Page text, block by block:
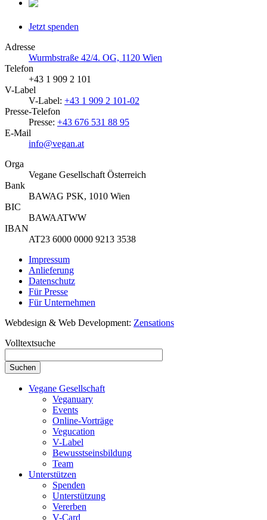
Jetzt spenden
Adresse
Wurmbstraße 42/4. OG, 1120 Wien
Telefon
+43 1 909 2 101
V-Label
V-Label: +43 1 909 2 101-02
Presse-Telefon
Presse: +43 676 531 88 95
E-Mail
info@vegan.at
Orga
Vegane Gesellschaft Österreich
Bank
BAWAG PSK, 1010 Wien
BIC
BAWAATWW
IBAN
AT23 6000 0000 9213 3538
Impressum
Anlieferung
Datenschutz
Für Presse
Für Unternehmen
Webdesign & Web Development: Zensations
Volltextsuche
Vegane Gesellschaft
Veganuary
Events
Online-Vorträge
Vegucation
V-Label
Bewusstseinsbildung
Team
Unterstützen
Spenden
Unterstützung
Vererben
V-Card